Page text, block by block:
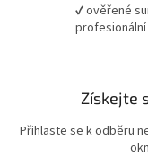
✔ ověřené
Získejte
Přihlaste se k odběru